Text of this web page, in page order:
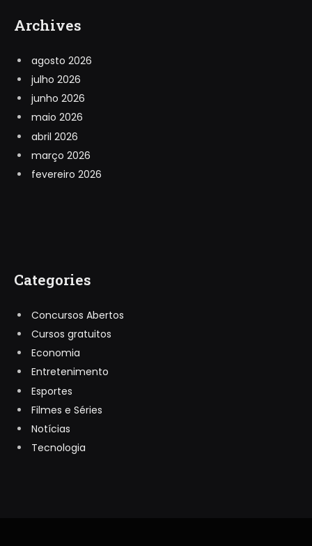
Archives
agosto 2026
julho 2026
junho 2026
maio 2026
abril 2026
março 2026
fevereiro 2026
Categories
Concursos Abertos
Cursos gratuitos
Economia
Entretenimento
Esportes
Filmes e Séries
Notícias
Tecnologia